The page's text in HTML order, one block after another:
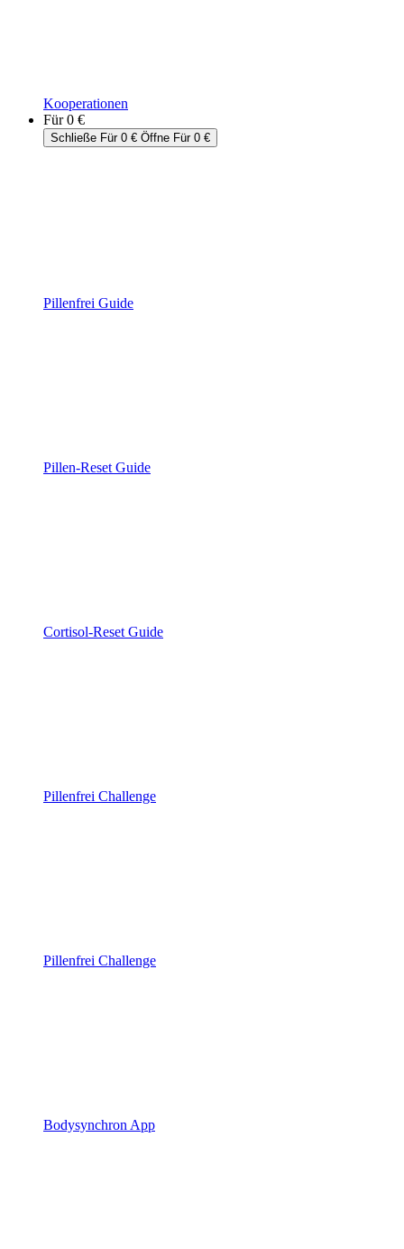
Kooperationen
Für 0 €
Schließe Für 0 € Öffne Für 0 €
Pillenfrei Guide
Pillen-Reset Guide
Cortisol-Reset Guide
Pillenfrei Challenge
Pillenfrei Challenge
Bodysynchron App